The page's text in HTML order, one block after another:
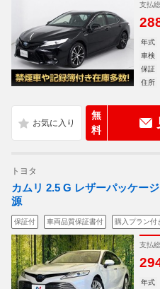
支払
年式
車検
保証
住所
無
料
トヨタ
カムリ 2.5 G レザーパッケー
源
保証付 車両品質保証書付 購入プラン付
支払
年式